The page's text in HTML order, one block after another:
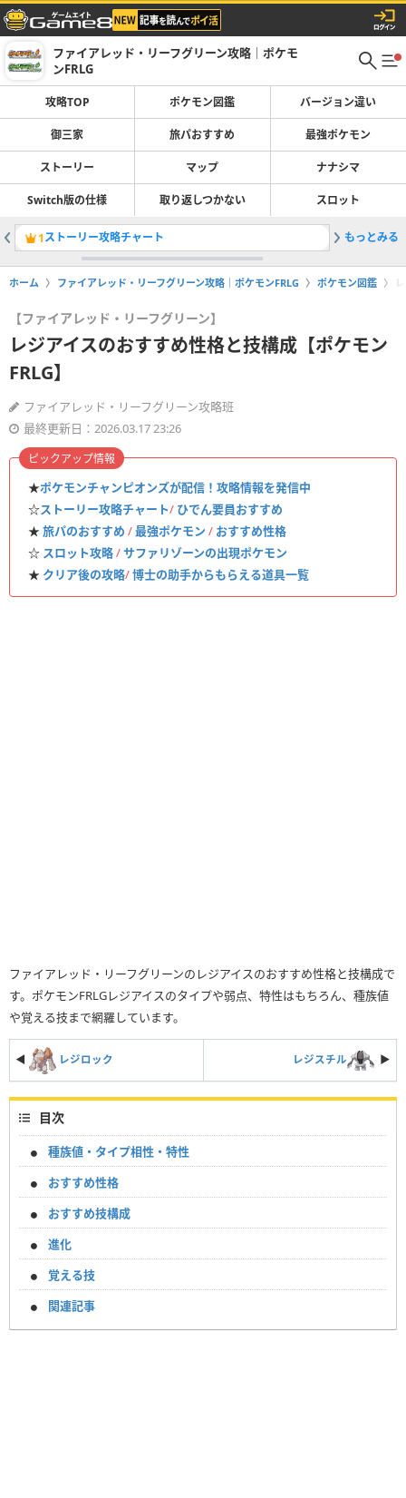
ファイアレッド・リーフグリーン攻略｜ポケモ
ンFRLG
攻略TOP ポケモン図鑑 バージョン違い
御三家 旅パおすすめ 最強ポケモン
ストーリー マップ ナナシマ
Switch版の仕様 取り返しつかない スロット
1ストーリー攻略チャート 2旅パの
もっとみる
ホーム ファイアレッド・リーフグリーン攻略｜ポケモンFRLG ポケモン図鑑
【ファイアレッド・リーフグリーン】
レジアイスのおすすめ性格と技構成【ポケモン
FRLG】
ファイアレッド・リーフグリーン攻略班
最終更新日：2026.03.17 23:26
★ポケモンチャンピオンズが配信！攻略情報を発信中
☆ストーリー攻略チャート/ ひでん要員おすすめ
★旅パのおすすめ /最強ポケモン / おすすめ性格
☆ スロット攻略/サファリゾーンの出現ポケモン
★ クリア後の攻略/博士の助手からもらえる道具一覧
ピックアップ情報
ファイアレッド・リーフグリーンのレジアイスのおすすめ性格と技構成で
す。ポケモンFRLGレジアイスのタイプや弱点、特性はもちろん、種族値
や覚える技まで網羅しています。
◀ レジロック レジスチル ▶︎
目次
種族値・タイプ相性・特性
おすすめ性格
おすすめ技構成
進化
覚える技
関連記事